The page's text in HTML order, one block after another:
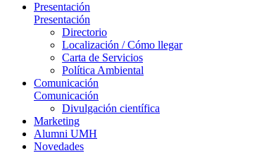
Presentación
Presentación
Directorio
Localización / Cómo llegar
Carta de Servicios
Política Ambiental
Comunicación
Comunicación
Divulgación científica
Marketing
Alumni UMH
Novedades